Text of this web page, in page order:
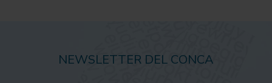
NEWSLETTER DEL CONCA